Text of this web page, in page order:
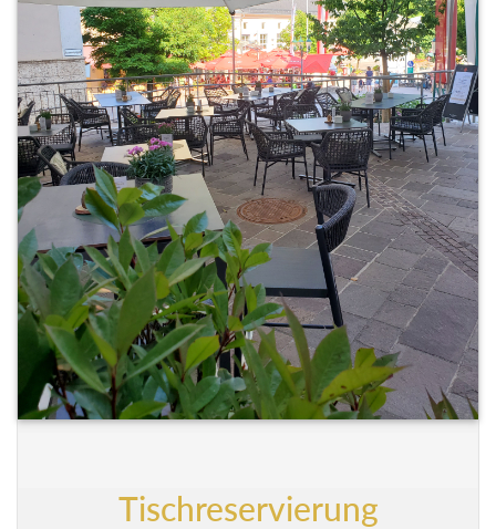
Tischreservierung